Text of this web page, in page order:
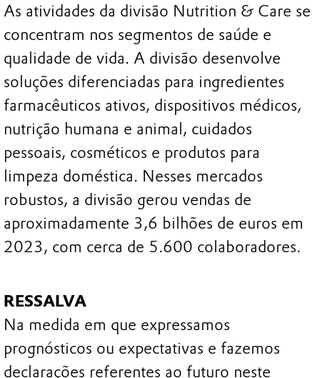
As atividades da divisão Nutrition & Care se
concentram nos segmentos de saúde e
qualidade de vida. A divisão desenvolve
soluções diferenciadas para ingredientes
farmacêuticos ativos, dispositivos médicos,
nutrição humana e animal, cuidados
pessoais, cosméticos e produtos para
limpeza doméstica. Nesses mercados
robustos, a divisão gerou vendas de
aproximadamente 3,6 bilhões de euros em
2023, com cerca de 5.600 colaboradores.
RESSALVA
Na medida em que expressamos
prognósticos ou expectativas e fazemos
declarações referentes ao futuro neste